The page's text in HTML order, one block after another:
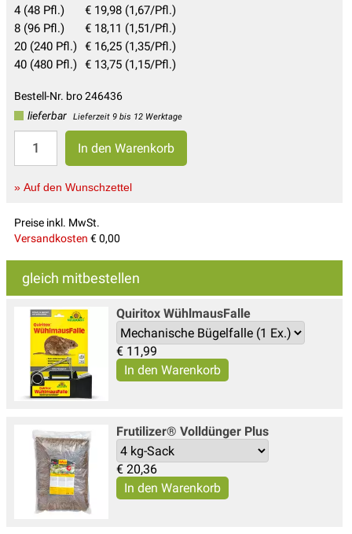
4 (48 Pfl.)
€ 19,98 (1,67/Pfl.)
8 (96 Pfl.)
€ 18,11 (1,51/Pfl.)
20 (240 Pfl.) € 16,25 (1,35/Pfl.)
40 (480 Pfl.) € 13,75 (1,15/Pfl.)
Bestell-Nr. bro 246436
lieferbar
Lieferzeit 9 bis 12 Werktage
» Auf den Wunschzettel
Preise inkl. MwSt.
Versandkosten € 0,00
gleich mitbestellen
Quiritox WühlmausFalle
€ 11,99
Frutilizer® Volldünger Plus
€ 20,36